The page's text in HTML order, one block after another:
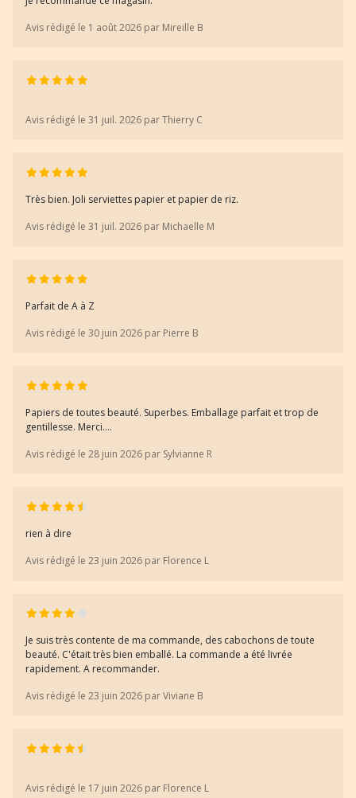
Avis rédigé le 1 août 2026 par Mireille B
Avis rédigé le 31 juil. 2026 par Thierry C
Très bien. Joli serviettes papier et papier de riz.
Avis rédigé le 31 juil. 2026 par Michaelle M
Parfait de A à Z
Avis rédigé le 30 juin 2026 par Pierre B
Papiers de toutes beauté. Superbes. Emballage parfait et trop de
gentillesse. Merci….
Avis rédigé le 28 juin 2026 par Sylvianne R
rien à dire
Avis rédigé le 23 juin 2026 par Florence L
Je suis très contente de ma commande, des cabochons de toute
beauté. C'était très bien emballé. La commande a été livrée
rapidement. A recommander.
Avis rédigé le 23 juin 2026 par Viviane B
Avis rédigé le 17 juin 2026 par Florence L